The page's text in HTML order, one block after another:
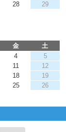
28
29
金
土
4
5
11
12
18
19
25
26